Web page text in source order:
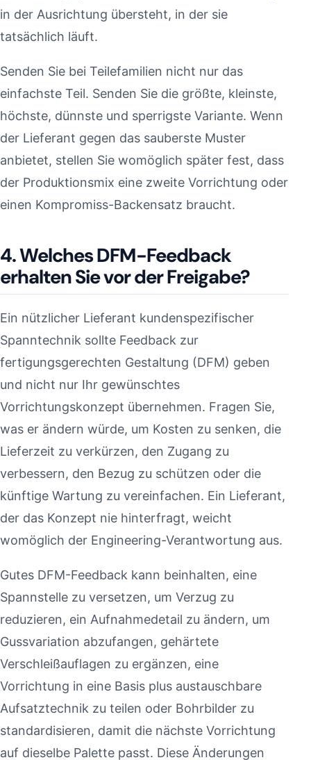
in der Ausrichtung übersteht, in der sie
tatsächlich läuft.
Senden Sie bei Teilefamilien nicht nur das
einfachste Teil. Senden Sie die größte, kleinste,
höchste, dünnste und sperrigste Variante. Wenn
der Lieferant gegen das sauberste Muster
anbietet, stellen Sie womöglich später fest, dass
der Produktionsmix eine zweite Vorrichtung oder
einen Kompromiss-Backensatz braucht.
4. Welches DFM-Feedback
erhalten Sie vor der Freigabe?
Ein nützlicher Lieferant kundenspezifischer
Spanntechnik sollte Feedback zur
fertigungsgerechten Gestaltung (DFM) geben
und nicht nur Ihr gewünschtes
Vorrichtungskonzept übernehmen. Fragen Sie,
was er ändern würde, um Kosten zu senken, die
Lieferzeit zu verkürzen, den Zugang zu
verbessern, den Bezug zu schützen oder die
künftige Wartung zu vereinfachen. Ein Lieferant,
der das Konzept nie hinterfragt, weicht
womöglich der Engineering-Verantwortung aus.
Gutes DFM-Feedback kann beinhalten, eine
Spannstelle zu versetzen, um Verzug zu
reduzieren, ein Aufnahmedetail zu ändern, um
Gussvariation abzufangen, gehärtete
Verschleißauflagen zu ergänzen, eine
Vorrichtung in eine Basis plus austauschbare
Aufsatztechnik zu teilen oder Bohrbilder zu
standardisieren, damit die nächste Vorrichtung
auf dieselbe Palette passt. Diese Änderungen